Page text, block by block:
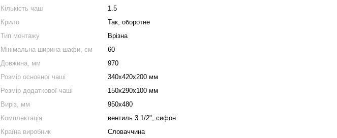
Кількість чаш
1.5
Крило
Так, оборотне
Тип монтажу
Врізна
Мінімальна ширина шафи, cм
60
Довжина, мм
970
Розмір основної чаші
340х420х200 мм
Розмір додаткової чаші
150х290х100 мм
Виріз, мм
950х480
Комплектація
вентиль 3 1/2", сифон
Країна виробник
Словаччина